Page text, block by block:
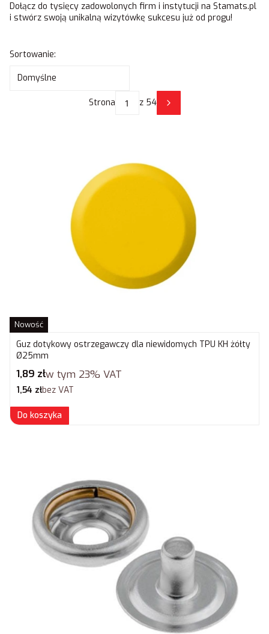
Dołącz do tysięcy zadowolonych firm i instytucji na Stamats.pl
i stwórz swoją unikalną wizytówkę sukcesu już od progu!
Lista produktów
Sortowanie:
Domyślne
Strona z 54 Następne produkty
Nowość
Guz dotykowy ostrzegawczy dla niewidomych TPU KH żółty
Ø25mm
Cena brutto
1,89 złw tym 23% VAT
Cena netto
1,54 złbez VAT
Do koszyka